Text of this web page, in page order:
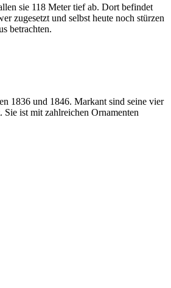
sie 118 Meter tief ab. Dort befindet
zugesetzt und selbst heute noch stürzen
betrachten.
1836 und 1846. Markant sind seine vier
ist mit zahlreichen Ornamenten